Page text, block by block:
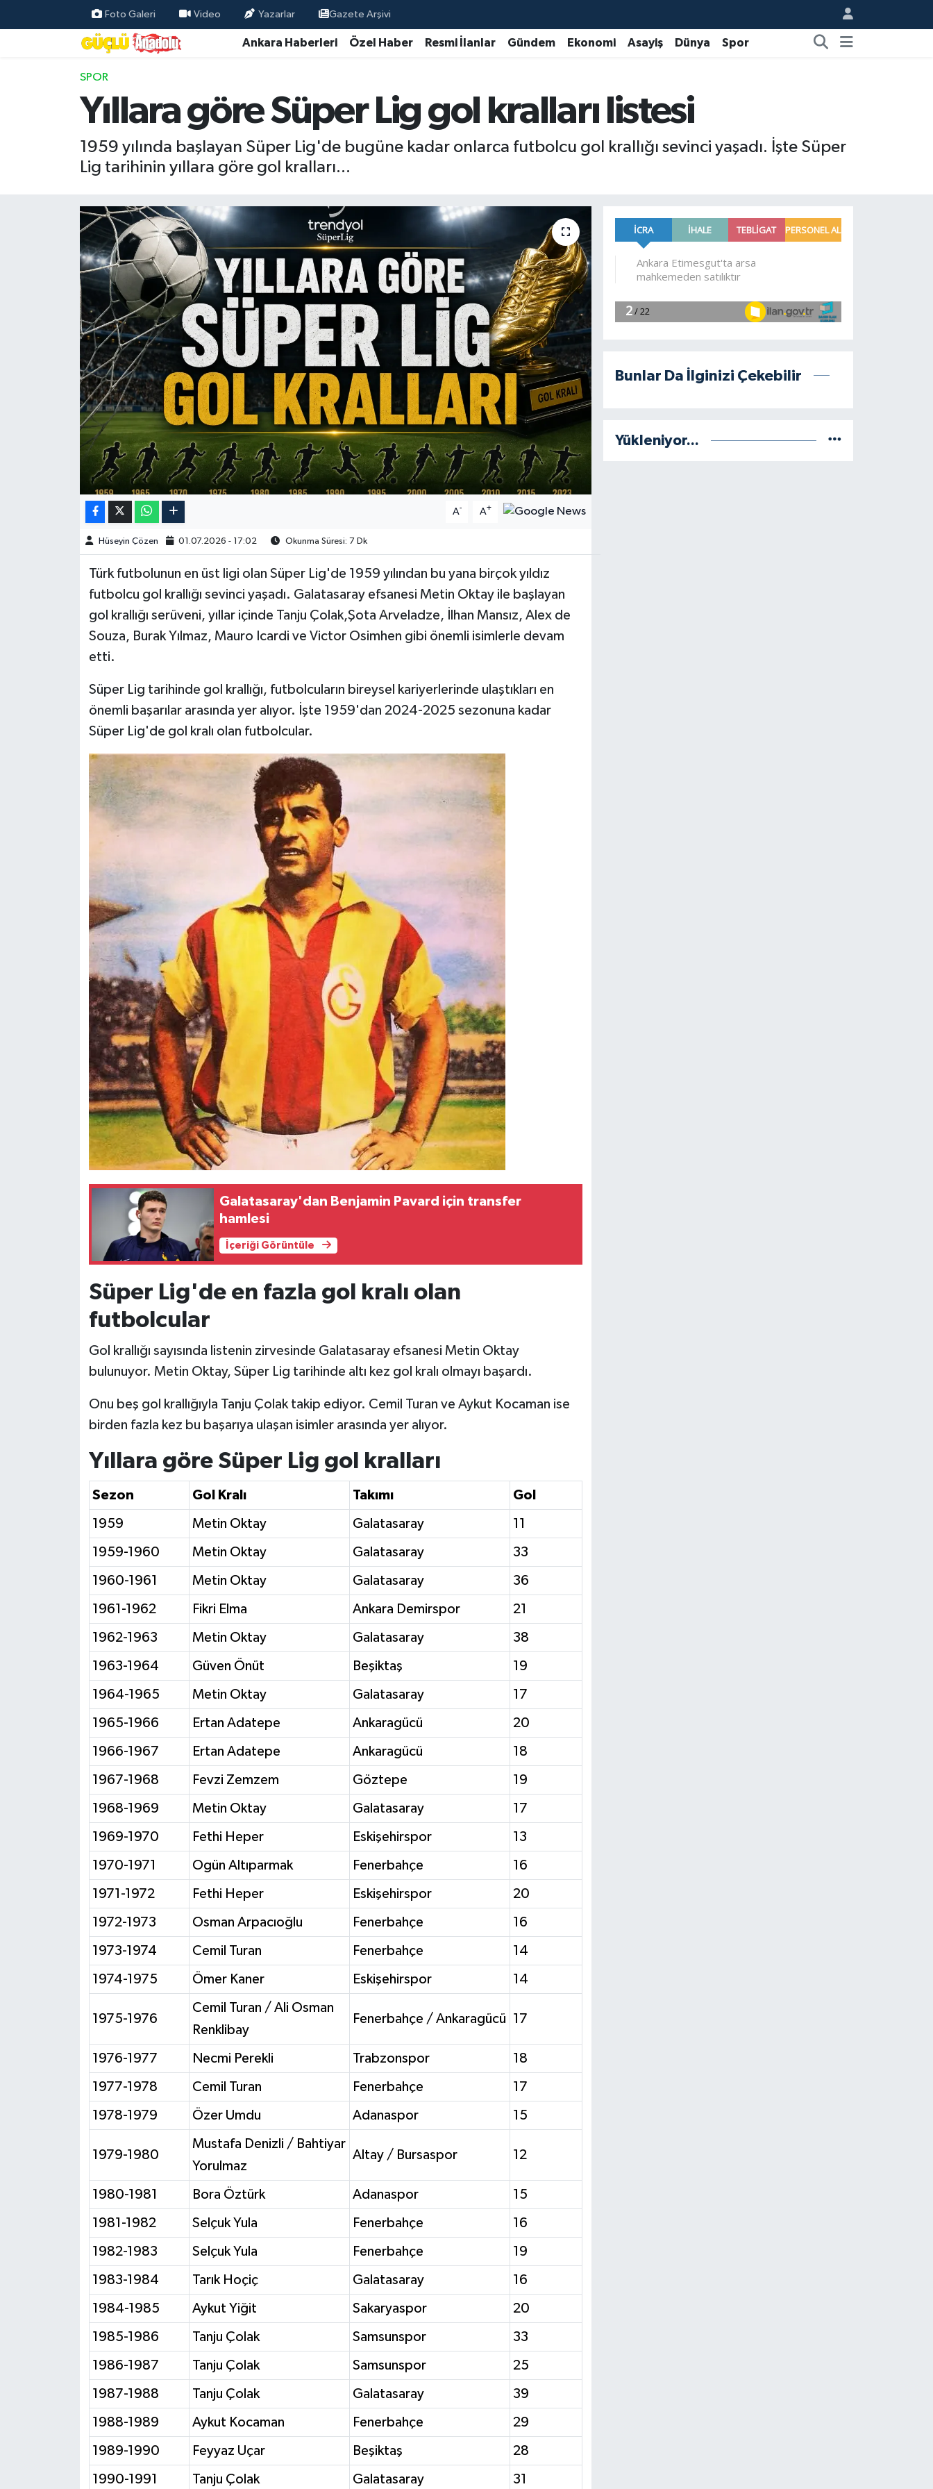
Foto Galeri Video Yazarlar Gazete Arşivi
Ankara Haberleri Özel Haber Resmi İlanlar Gündem Ekonomi Asayiş Dünya Spor
SPOR
Yıllara göre Süper Lig gol kralları listesi
1959 yılında başlayan Süper Lig'de bugüne kadar onlarca futbolcu gol krallığı sevinci yaşadı. İşte Süper
Lig tarihinin yıllara göre gol kralları...
A- A+
Hüseyin Çözen 01.07.2026 - 17:02 Okunma Süresi: 7 Dk
Türk futbolunun en üst ligi olan Süper Lig'de 1959 yılından bu yana birçok yıldız
futbolcu gol krallığı sevinci yaşadı. Galatasaray efsanesi Metin Oktay ile başlayan
gol krallığı serüveni, yıllar içinde Tanju Çolak,Şota Arveladze, İlhan Mansız, Alex de
Souza, Burak Yılmaz, Mauro Icardi ve Victor Osimhen gibi önemli isimlerle devam
etti.
Süper Lig tarihinde gol krallığı, futbolcuların bireysel kariyerlerinde ulaştıkları en
önemli başarılar arasında yer alıyor. İşte 1959'dan 2024-2025 sezonuna kadar
Süper Lig'de gol kralı olan futbolcular.
Galatasaray'dan Benjamin Pavard için transfer
hamlesi
İçeriği Görüntüle
Süper Lig'de en fazla gol kralı olan
futbolcular
Gol krallığı sayısında listenin zirvesinde Galatasaray efsanesi Metin Oktay
bulunuyor. Metin Oktay, Süper Lig tarihinde altı kez gol kralı olmayı başardı.
Onu beş gol krallığıyla Tanju Çolak takip ediyor. Cemil Turan ve Aykut Kocaman ise
birden fazla kez bu başarıya ulaşan isimler arasında yer alıyor.
Yıllara göre Süper Lig gol kralları
Sezon Gol Kralı Takımı Gol
1959 Metin Oktay Galatasaray 11
1959-1960 Metin Oktay Galatasaray 33
1960-1961 Metin Oktay Galatasaray 36
1961-1962 Fikri Elma Ankara Demirspor 21
1962-1963 Metin Oktay Galatasaray 38
1963-1964 Güven Önüt Beşiktaş 19
1964-1965 Metin Oktay Galatasaray 17
1965-1966 Ertan Adatepe Ankaragücü 20
1966-1967 Ertan Adatepe Ankaragücü 18
1967-1968 Fevzi Zemzem Göztepe 19
1968-1969 Metin Oktay Galatasaray 17
1969-1970 Fethi Heper Eskişehirspor 13
1970-1971 Ogün Altıparmak Fenerbahçe 16
1971-1972 Fethi Heper Eskişehirspor 20
1972-1973 Osman Arpacıoğlu Fenerbahçe 16
1973-1974 Cemil Turan Fenerbahçe 14
1974-1975 Ömer Kaner Eskişehirspor 14
1975-1976
Cemil Turan / Ali Osman
Renklibay
Fenerbahçe / Ankaragücü 17
1976-1977 Necmi Perekli Trabzonspor 18
1977-1978 Cemil Turan Fenerbahçe 17
1978-1979 Özer Umdu Adanaspor 15
1979-1980
Mustafa Denizli / Bahtiyar
Yorulmaz
Altay / Bursaspor 12
1980-1981 Bora Öztürk Adanaspor 15
1981-1982 Selçuk Yula Fenerbahçe 16
1982-1983 Selçuk Yula Fenerbahçe 19
1983-1984 Tarık Hoçiç Galatasaray 16
1984-1985 Aykut Yiğit Sakaryaspor 20
1985-1986 Tanju Çolak Samsunspor 33
1986-1987 Tanju Çolak Samsunspor 25
1987-1988 Tanju Çolak Galatasaray 39
1988-1989 Aykut Kocaman Fenerbahçe 29
1989-1990 Feyyaz Uçar Beşiktaş 28
1990-1991 Tanju Çolak Galatasaray 31
Bunlar Da İlginizi Çekebilir
Yükleniyor...
Özel Haber
Resmi İlanlar
Ekonomi
Magazin
Burç Yorumları
Hava Durumu
Kim kimdir?
Teknoloji
Televizyon
Yaşam-Çevre